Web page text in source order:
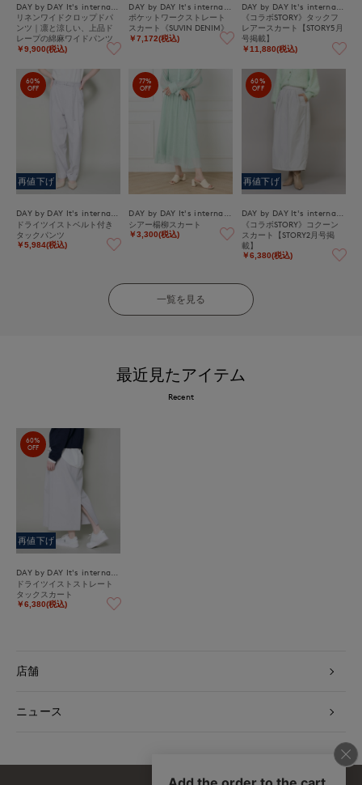
リネンワイドクロップドパ
ンツ｜凛と涼しい、上品ド
レープの綿麻ワイドパンツ
￥9,900(税込)
ポケットワークストレート
スカート《SUVIN DENIM》
￥7,172(税込)
《コラボSTORY》タックフ
レアースカート【STORY5月
号掲載】
￥11,880(税込)
60%
OFF
再値下げ
ドライツイストベルト付き
タックパンツ
￥5,984(税込)
77%
OFF
シアー楊柳スカート
￥3,300(税込)
60%
OFF
再値下げ
《コラボSTORY》コクーン
スカート【STORY2月号掲
載】
￥6,380(税込)
一覧を見る
最近見たアイテム
Recent
60%
OFF
再値下げ
ドライツイストストレート
タックスカート
￥6,380(税込)
店舗
ニュース